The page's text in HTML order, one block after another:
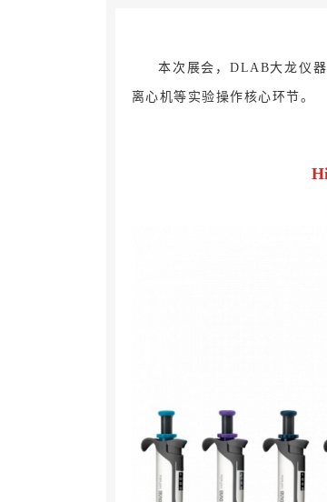
本次展会，DLAB大龙仪
离心机等实验操作核心环节。